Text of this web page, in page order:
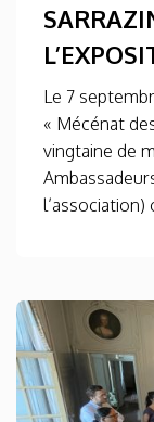
Le 7
« Mécénat
vingtaine de
l’association)